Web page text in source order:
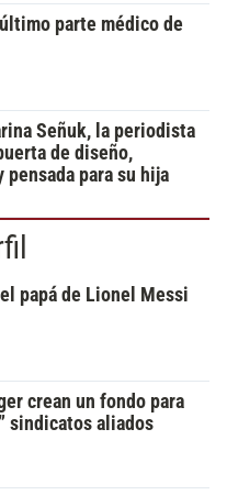
parte médico de
Señuk, la periodista
de diseño,
para su hija
papá de Lionel Messi
crean un fondo para
sindicatos aliados